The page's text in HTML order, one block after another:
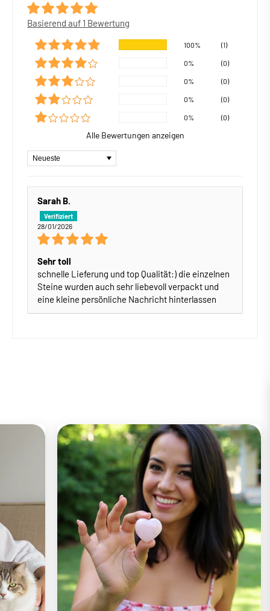
Basierend auf 1 Bewertung
100% (1)
0% (0)
0% (0)
0% (0)
0% (0)
Alle Bewertungen anzeigen
Sort by
Sarah B.
28/01/2026
Sehr toll
schnelle Lieferung und top Qualität:) die einzelnen
Steine wurden auch sehr liebevoll verpackt und
eine kleine persönliche Nachricht hinterlassen